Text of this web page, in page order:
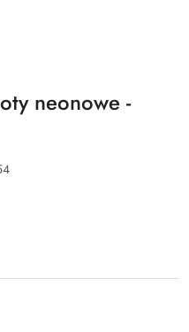
neonowe -